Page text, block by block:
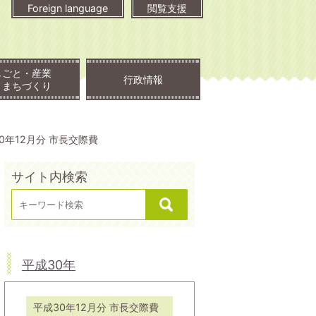
Foreign language 閲覧支援
ごと・産業
ちづくり
行政情報
年12月分 市長交際費
サイト内検索
平成30年
平成30年12月分 市長交際費